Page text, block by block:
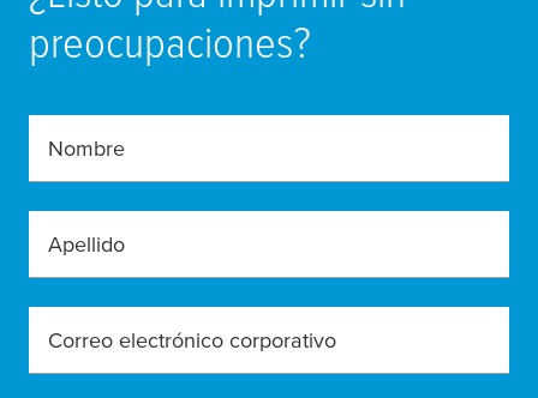
preocupaciones?
Nombre
Apellido
Correo electrónico corporativo